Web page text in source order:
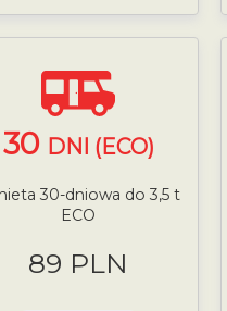
30 DNI (ECO)
30-dniowa do 3,5 t
ECO
89 PLN